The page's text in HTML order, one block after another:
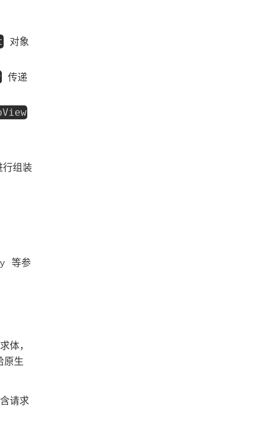
对象
传递
组装
等参
体，
原生
请求